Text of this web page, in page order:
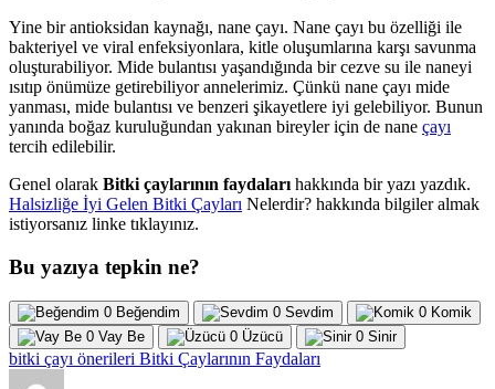
Yine bir antioksidan kaynağı, nane çayı. Nane çayı bu özelliği ile
bakteriyel ve viral enfeksiyonlara, kitle oluşumlarına karşı savunma
oluşturabiliyor. Mide bulantısı yaşandığında bir cezve su ile naneyi
ısıtıp önümüze getirebiliyor annelerimiz. Çünkü nane çayı mide
yanması, mide bulantısı ve benzeri şikayetlere iyi gelebiliyor. Bunun
yanında boğaz kuruluğundan yakınan bireyler için de nane çayı
tercih edilebilir.
Genel olarak Bitki çaylarının faydalarıhakkında bir yazı yazdık.
Halsizliğe İyi Gelen Bitki Çayları Nelerdir? hakkında bilgiler almak
istiyorsanız linke tıklayınız.
Bu yazıya tepkin ne?
0 Beğendim 0 Sevdim 0 Komik
0 Vay Be 0 Üzücü 0 Sinir
bitki çayı önerileri Bitki Çaylarının Faydaları